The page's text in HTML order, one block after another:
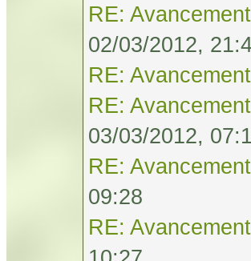
RE:
02/03/2012,
RE:
RE:
03/03/2012,
RE:
09:28
RE: